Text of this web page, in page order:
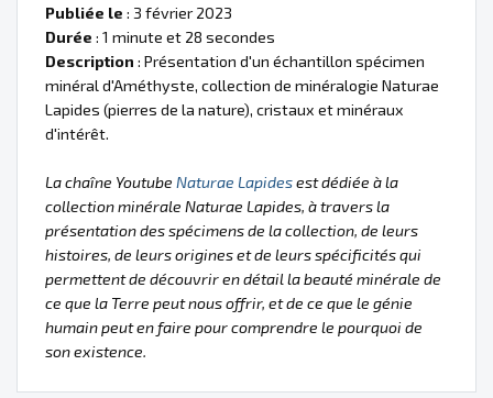
Publiée le : 3 février 2023
Durée : 1 minute et 28 secondes
Description : Présentation d'un échantillon spécimen
minéral d'Améthyste, collection de minéralogie Naturae
Lapides (pierres de la nature), cristaux et minéraux
d'intérêt.
La chaîne Youtube Naturae Lapidesest dédiée à la
collection minérale Naturae Lapides, à travers la
présentation des spécimens de la collection, de leurs
histoires, de leurs origines et de leurs spécificités qui
permettent de découvrir en détail la beauté minérale de
ce que la Terre peut nous offrir, et de ce que le génie
humain peut en faire pour comprendre le pourquoi de
son existence.